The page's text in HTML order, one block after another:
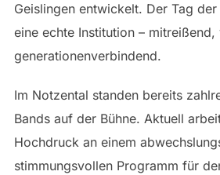
Geislingen entwickelt. Der Tag
eine echte Institution –
generationenverbindend.
Im Notzental standen bereits
Bands auf der Bühne. Aktuell
Hochdruck an einem
stimmungsvollen Programm für